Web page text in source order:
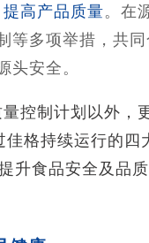
高产品质量。在
多项举措，共
头安全。
控制计划以外，
格持续运行的
食品安全及品质